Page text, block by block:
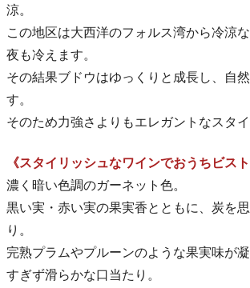
涼。
この地区は大西洋のフォルス湾から冷涼
夜も冷えます。
その結果ブドウはゆっくりと成長し、自
す。
そのため力強さよりもエレガントなスタイ
《スタイリッシュなワインでおうちビスト
濃く暗い色調のガーネット色。
黒い実・赤い実の果実香とともに、炭を
り。
完熟プラムやプルーンのような果実味が
すぎず滑らかな口当たり。